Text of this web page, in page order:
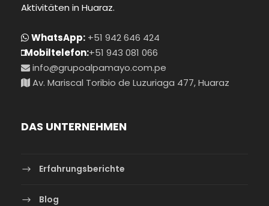
Aktivitäten in Huaraz.
WhatsApp: +51 942 646 424
Mobiltelefon:+51 943 081 066
info@grupoalpamayo.com.pe
Av. Mariscal Toribio de Luzuriaga 477, Huaraz
DAS UNTERNEHMEN
Erfahrungsberichte
Blog